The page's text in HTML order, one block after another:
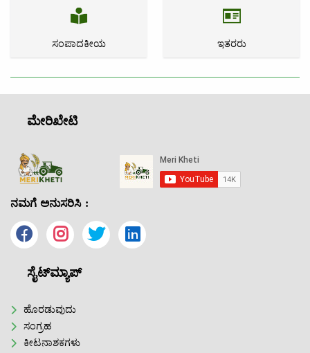
ಸಂಪಾದಕೀಯ ಇತರರು
ಮೇರಿಖೇಟಿ
ನಮಗೆ ಅನುಸರಿಸಿ :
ಸೈಟ್‌ಮ್ಯಾಪ್
ಹೊರಡುವುದು
ಸಂಗ್ರಹ
ಕೀಟನಾಶಕಗಳು